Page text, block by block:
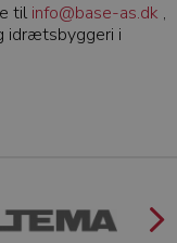
til info@base-as.dk ,
idrætsbyggeri i